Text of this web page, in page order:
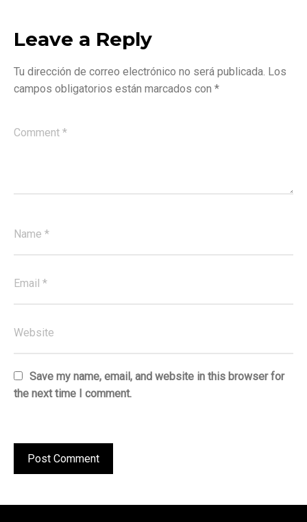
Leave a Reply
Tu dirección de correo electrónico no será publicada. Los
campos obligatorios están marcados con *
Save my name, email, and website in this browser for
the next time I comment.